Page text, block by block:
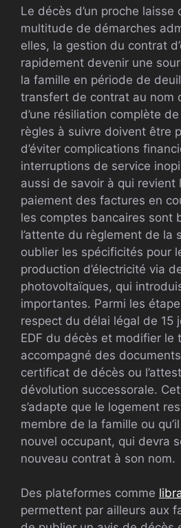
Le décès d’un proche laisse
multitude de démarches
elles, la gestion du contrat
rapidement devenir une
la famille en période de deuil.
transfert de contrat au nom
d’une résiliation complète
règles à suivre doivent être
d’éviter complications
interruptions de service
aussi de savoir à qui revient
paiement des factures en
les comptes bancaires sont
l’attente du règlement de la
oublier les spécificités pour
production d’électricité via
photovoltaïques, qui
importantes. Parmi les
respect du délai légal de 15
EDF du décès et modifier le
accompagné des
certificat de décès ou
dévolution successorale.
s’adapte que le logement
membre de la famille ou
nouvel occupant, qui devra
nouveau contrat à son nom.
Des plateformes comme
permettent par ailleurs aux